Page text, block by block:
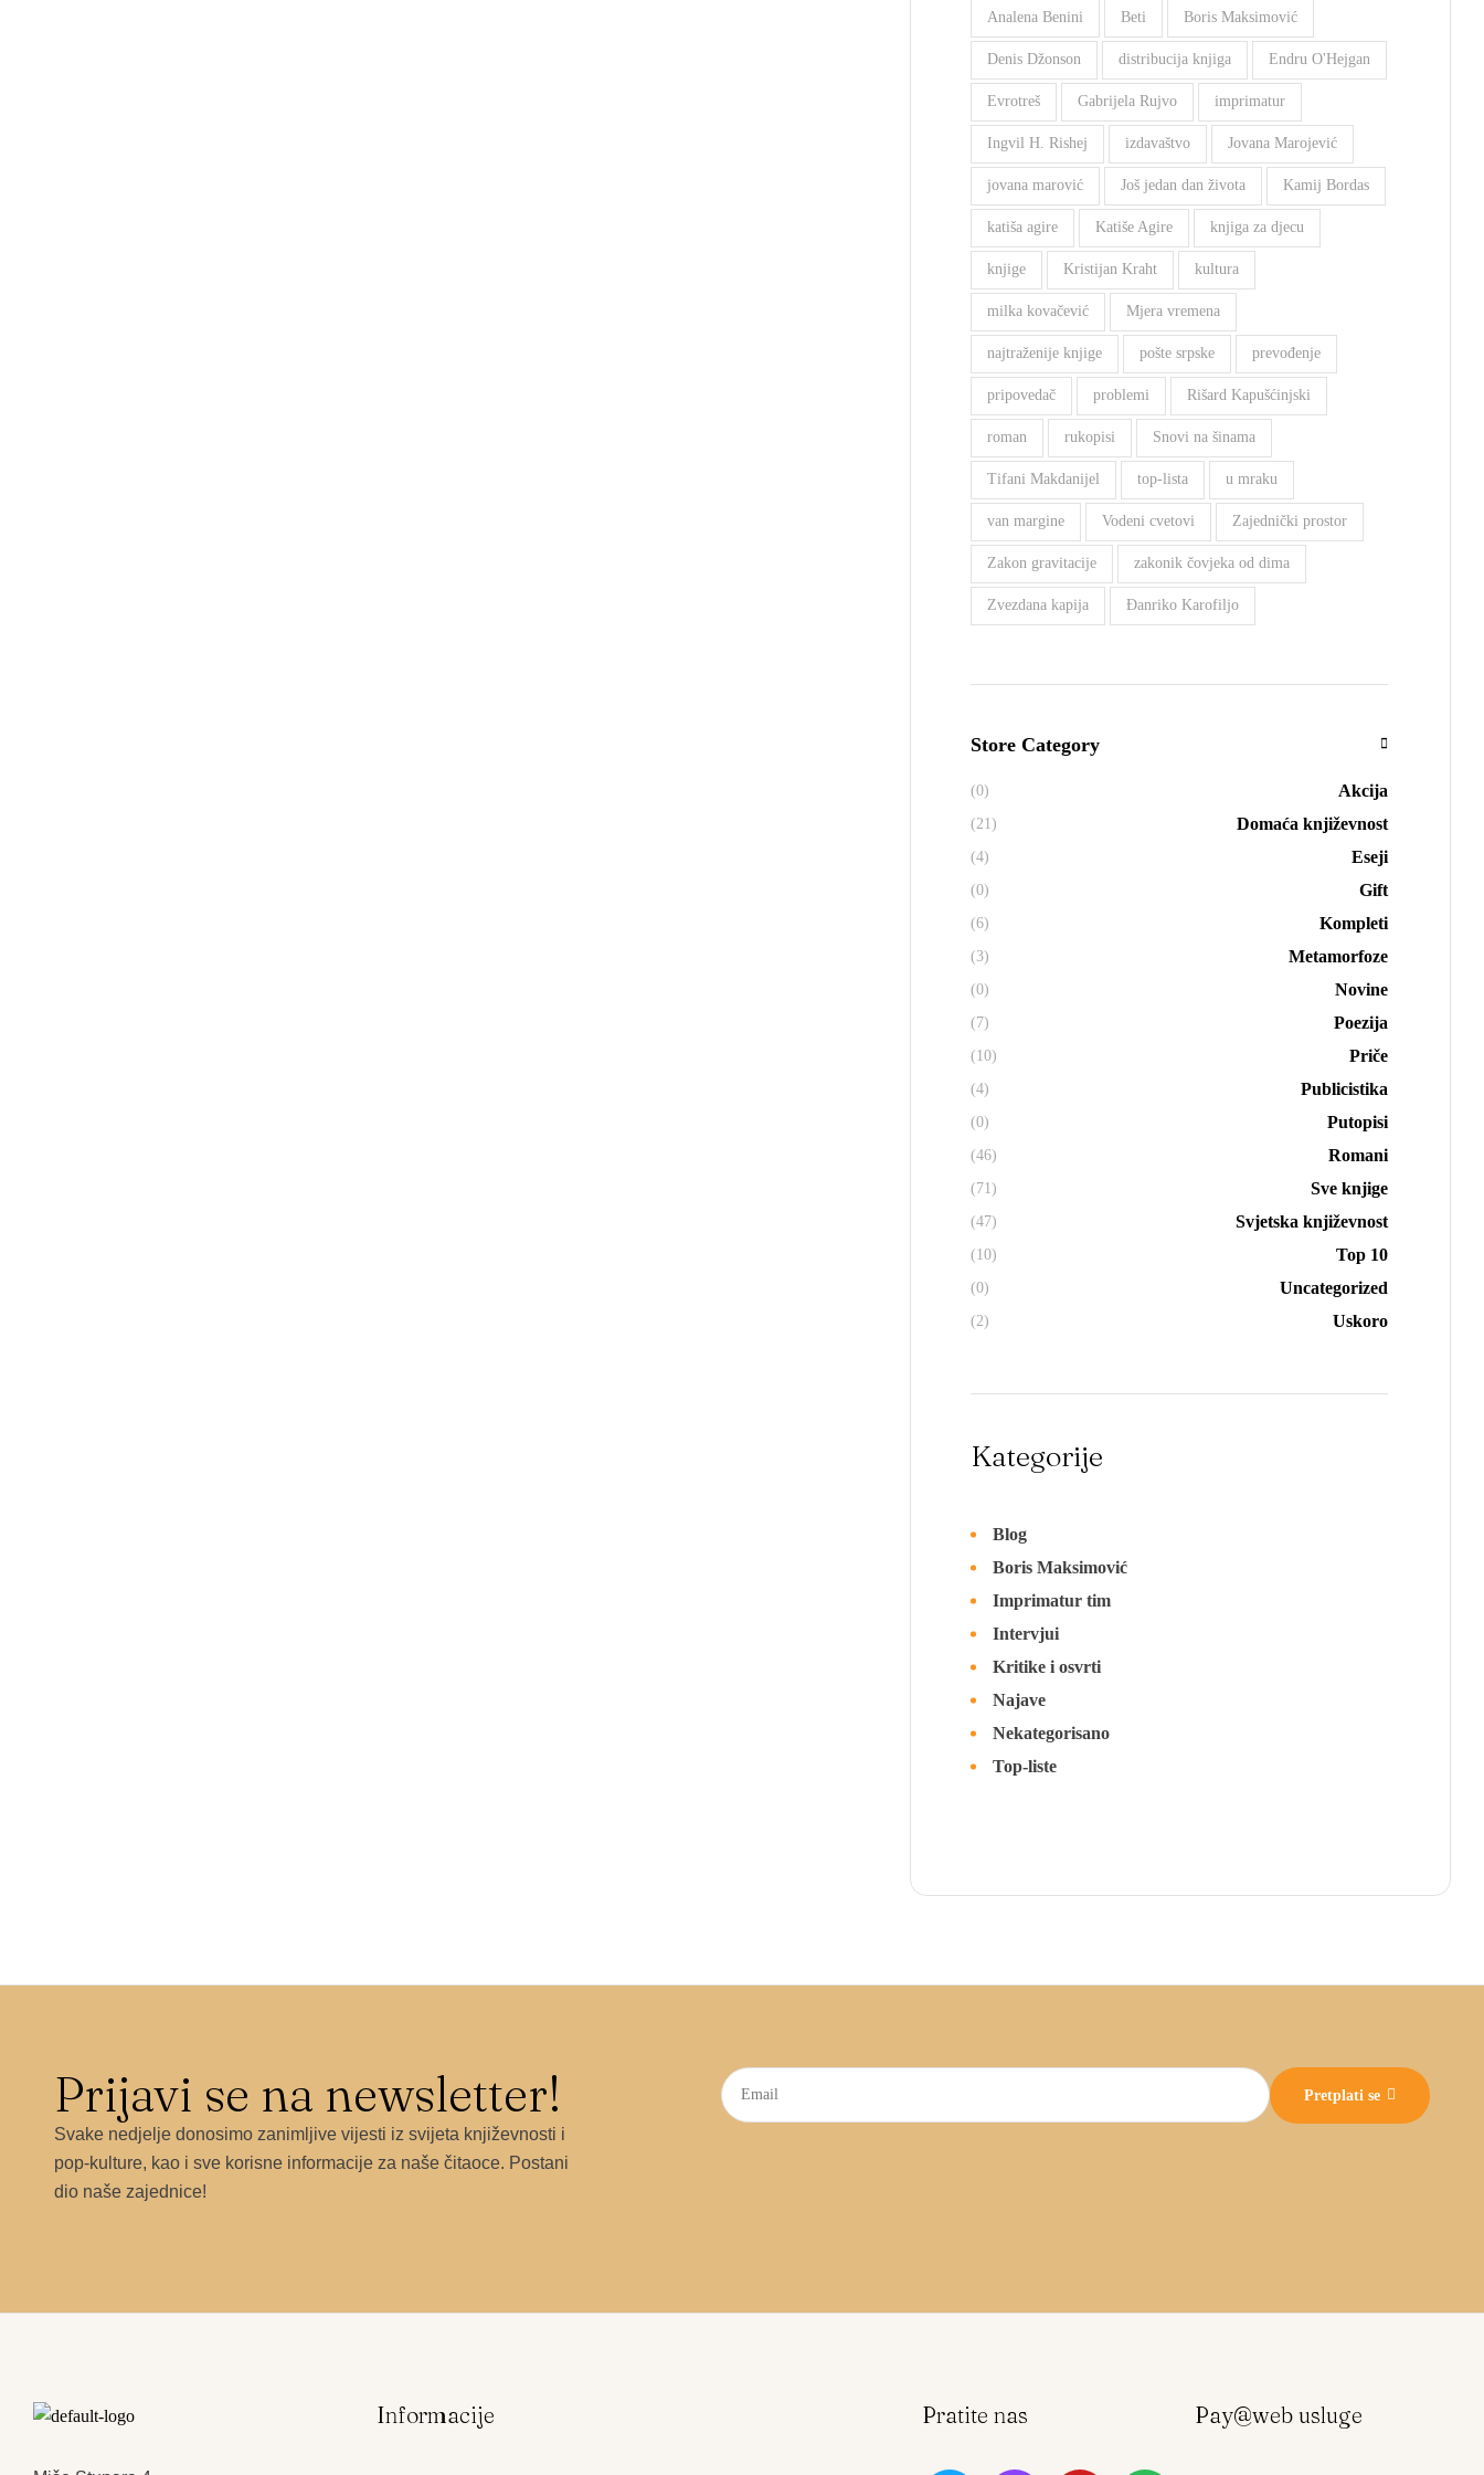
Analena Benini Beti Boris Maksimović
Denis Džonson distribucija knjiga Endru O'Hejgan
Evrotreš Gabrijela Rujvo imprimatur
Ingvil H. Rishej izdavaštvo Jovana Marojević
jovana marović Još jedan dan života Kamij Bordas
katiša agire Katiše Agire knjiga za djecu
knjige Kristijan Kraht kultura
milka kovačević Mjera vremena
najtraženije knjige pošte srpske prevođenje
pripovedač problemi Rišard Kapušćinjski
roman rukopisi Snovi na šinama
Tifani Makdanijel top-lista u mraku
van margine Vodeni cvetovi Zajednički prostor
Zakon gravitacije zakonik čovjeka od dima
Zvezdana kapija Đanriko Karofiljo
Store Category
Akcija
(0)
Domaća književnost
(21)
Eseji
(4)
Gift
(0)
Kompleti
(6)
Metamorfoze
(3)
Novine
(0)
Poezija
(7)
Priče
(10)
Publicistika
(4)
Putopisi
(0)
Romani
(46)
Sve knjige
(71)
Svjetska književnost
(47)
Top 10
(10)
Uncategorized
(0)
Uskoro
(2)
Kategorije
Blog
Boris Maksimović
Imprimatur tim
Intervjui
Kritike i osvrti
Najave
Nekategorisano
Top-liste
Prijavi se na newsletter!
Svake nedjelje donosimo zanimljive vijesti iz svijeta književnosti i
pop-kulture, kao i sve korisne informacije za naše čitaoce. Postani
dio naše zajednice!
Pretplati se
Informacije Pratite nas Pay@web usluge